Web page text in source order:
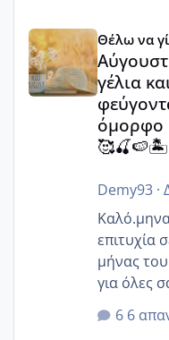
Αύγουστος ήρθε
Θέλω να
γέλια
όμορφο
Demy93·
επιτυχία
μήνας
για όλες
@Elk
@Zenia z
6